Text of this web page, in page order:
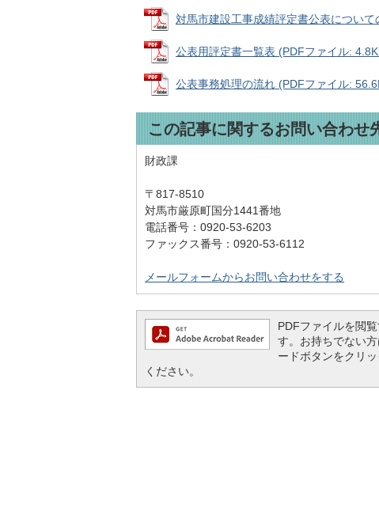
対馬市建設工事成績評定書公表につい
公表用評定書一覧表 (PDFファイル:
公表事務処理の流れ (PDFファイル:
この記事に関するお問い合わせ
財政課
〒817-8510
対馬市厳原町国分1441番地
電話番号：0920-53-6203
ファックス番号：0920-53-6112
メールフォームからお問い合わせをする
PDFファイルを閲
す。お持ちでない
ードボタンをクリ
ください。